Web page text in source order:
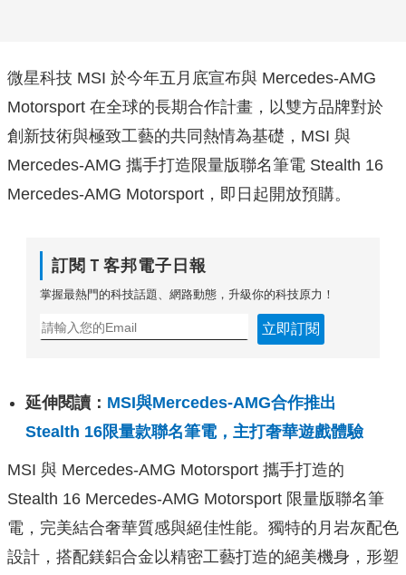
微星科技 MSI 於今年五月底宣布與 Mercedes-AMG
Motorsport 在全球的長期合作計畫，以雙方品牌對於
創新技術與極致工藝的共同熱情為基礎，MSI 與
Mercedes-AMG 攜手打造限量版聯名筆電 Stealth 16
Mercedes-AMG Motorsport，即日起開放預購。
訂閱Ｔ客邦電子日報
掌握最熱門的科技話題、網路動態，升級你的科技原力！
立即訂閱
延伸閱讀： MSI與Mercedes-AMG合作推出
Stealth 16限量款聯名筆電，主打奢華遊戲體驗
MSI 與 Mercedes-AMG Motorsport 攜手打造的
Stealth 16 Mercedes-AMG Motorsport 限量版聯名筆
電，完美結合奢華質感與絕佳性能。獨特的月岩灰配色
設計，搭配鎂鋁合金以精密工藝打造的絕美機身，形塑